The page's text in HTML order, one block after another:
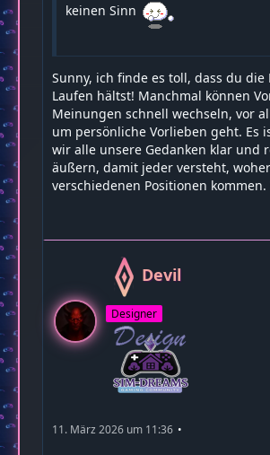
keinen Sinn
Sunny, ich finde es toll, dass du die
Laufen hältst! Manchmal können
Meinungen schnell wechseln, vor
um persönliche Vorlieben geht. Es
wir alle unsere Gedanken klar und
äußern, damit jeder versteht,
verschiedenen Positionen kommen.
Devil
Designer
11. März 2026 um 11:36